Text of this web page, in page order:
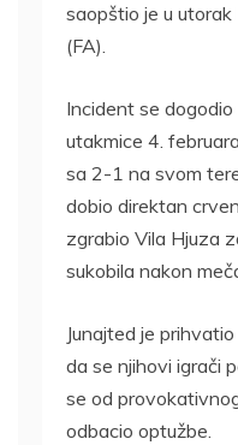
saopštio je u
(FA).
Incident se
utakmice 4.
sa 2-1 na svom
dobio direktan
zgrabio Vila Hjuza
sukobila nakon
Junajted je
da se njihovi igrači
se od
odbacio optužbe.